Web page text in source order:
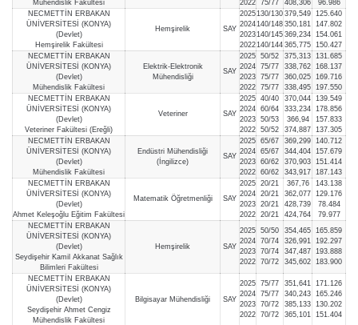
Mühendislik Fakültesi
2022 75/77
408,306
96.986
NECMETTİN ERBAKAN
ÜNİVERSİTESİ (KONYA)
(Devlet)
Hemşirelik Fakültesi
Hemşirelik SAY
2025
2024
2023
2022
130/130
140/148
140/145
140/144
379,549
350,181
369,234
365,775
125.640
147.802
154.061
150.427
NECMETTİN ERBAKAN
ÜNİVERSİTESİ (KONYA)
(Devlet)
Mühendislik Fakültesi
Elektrik-Elektronik
Mühendisliği
SAY
2025
2024
2023
2022
50/52
75/77
75/77
75/77
375,313
338,762
360,025
338,495
131.685
168.137
169.716
197.550
NECMETTİN ERBAKAN
ÜNİVERSİTESİ (KONYA)
(Devlet)
Veteriner Fakültesi (Ereğli)
Veteriner SAY
2025
2024
2023
2022
40/40
60/64
50/53
50/52
370,044
333,234
366,94
374,887
139.549
178.856
157.833
137.305
NECMETTİN ERBAKAN
ÜNİVERSİTESİ (KONYA)
(Devlet)
Mühendislik Fakültesi
Endüstri Mühendisliği
(İngilizce)
SAY
2025
2024
2023
2022
65/67
65/67
60/62
60/62
369,299
344,404
370,903
343,917
140.712
157.679
151.414
187.143
NECMETTİN ERBAKAN
ÜNİVERSİTESİ (KONYA)
(Devlet)
Ahmet Keleşoğlu Eğitim Fakültesi
Matematik Öğretmenliği SAY
2025
2024
2023
2022
20/21
20/21
20/21
20/21
367,76
362,077
428,739
424,764
143.138
129.176
78.484
79.977
NECMETTİN ERBAKAN
ÜNİVERSİTESİ (KONYA)
(Devlet)
Seydişehir Kamil Akkanat Sağlık
Bilimleri Fakültesi
Hemşirelik SAY
2025
2024
2023
2022
50/50
70/74
70/74
70/72
354,465
326,991
347,487
345,602
165.859
192.297
193.888
183.900
NECMETTİN ERBAKAN
ÜNİVERSİTESİ (KONYA)
(Devlet)
Seydişehir Ahmet Cengiz
Mühendislik Fakültesi
Bilgisayar Mühendisliği SAY
2025
2024
2023
2022
75/77
75/77
70/72
70/72
351,641
340,243
385,133
365,101
171.126
165.246
130.202
151.404